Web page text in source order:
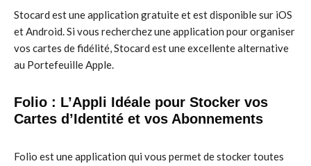
Stocard est une application gratuite et est disponible sur iOS
et Android. Si vous recherchez une application pour organiser
vos cartes de fidélité, Stocard est une excellente alternative
au Portefeuille Apple.
Folio : L’Appli Idéale pour Stocker vos
Cartes d’Identité et vos Abonnements
Folio est une application qui vous permet de stocker toutes